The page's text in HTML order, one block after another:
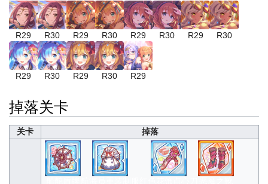
R29 R30 R29 R30 R29 R30 R29 R30
R29 R30 R29 R30 R29
掉落关卡
关卡 掉落